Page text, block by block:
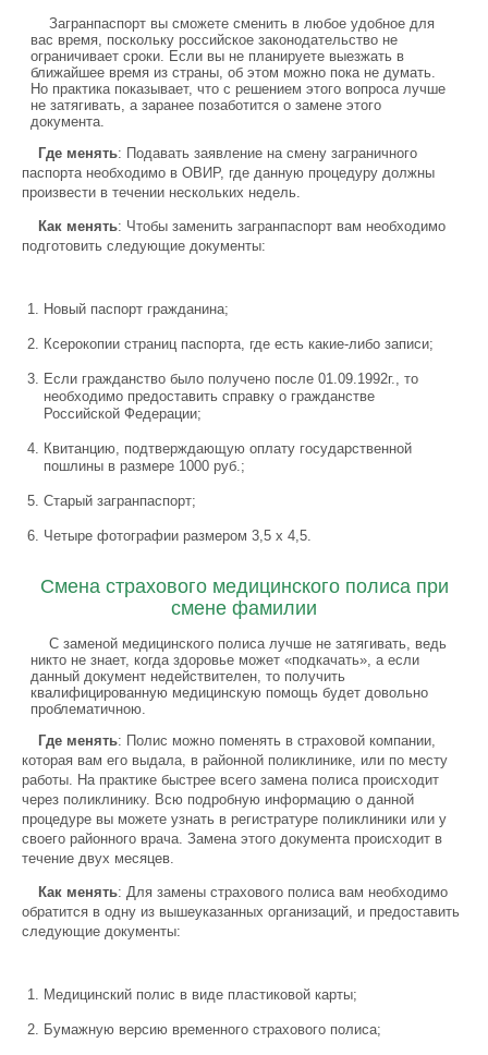
Загранпаспорт вы сможете сменить в любое удобное для
вас время, поскольку российское законодательство не
ограничивает сроки. Если вы не планируете выезжать в
ближайшее время из страны, об этом можно пока не думать.
Но практика показывает, что с решением этого вопроса лучше
не затягивать, а заранее позаботится о замене этого
документа.
Где менять: Подавать заявление на смену заграничного
паспорта необходимо в ОВИР, где данную процедуру должны
произвести в течении нескольких недель.
Как менять: Чтобы заменить загранпаспорт вам необходимо
подготовить следующие документы:
Новый паспорт гражданина;
Ксерокопии страниц паспорта, где есть какие-либо записи;
Если гражданство было получено после 01.09.1992г., то
необходимо предоставить справку о гражданстве
Российской Федерации;
Квитанцию, подтверждающую оплату государственной
пошлины в размере 1000 руб.;
Старый загранпаспорт;
Четыре фотографии размером 3,5 х 4,5.
Смена страхового медицинского полиса при
смене фамилии
С заменой медицинского полиса лучше не затягивать, ведь
никто не знает, когда здоровье может «подкачать», а если
данный документ недействителен, то получить
квалифицированную медицинскую помощь будет довольно
проблематичною.
Где менять: Полис можно поменять в страховой компании,
которая вам его выдала, в районной поликлинике, или по месту
работы. На практике быстрее всего замена полиса происходит
через поликлинику. Всю подробную информацию о данной
процедуре вы можете узнать в регистратуре поликлиники или у
своего районного врача. Замена этого документа происходит в
течение двух месяцев.
Как менять: Для замены страхового полиса вам необходимо
обратится в одну из вышеуказанных организаций, и предоставить
следующие документы:
Медицинский полис в виде пластиковой карты;
Бумажную версию временного страхового полиса;